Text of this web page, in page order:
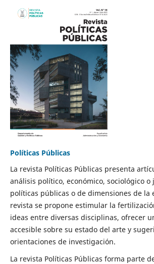
Políticas Públicas
La revista Políticas Públicas presenta
análisis político, económico, sociológico
políticas públicas o de dimensiones de la
revista se propone estimular la
ideas entre diversas disciplinas, ofrecer
accesible sobre su estado del arte y
orientaciones de investigación.
La revista Políticas Públicas forma parte